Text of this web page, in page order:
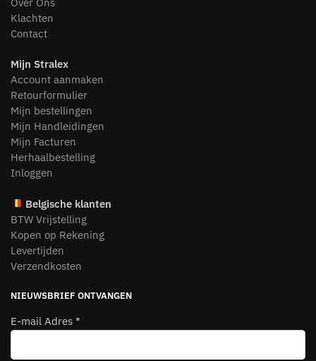
Klachten
Contact
Mijn Stralex
Account aanmaken
Retourformulier
Mijn bestellingen
Mijn Handleidingen
Mijn Facturen
Herhaalbestelling
Inloggen
Belgische klanten
BTW Vrijstelling
Kopen op Rekening
Levertijden
Verzendkosten
NIEUWSBRIEF ONTVANGEN
E-mail Adres *